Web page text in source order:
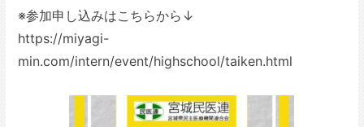
※参加申し込みはこちらから↓
https://miyagi-
min.com/intern/event/highschool/taiken.html